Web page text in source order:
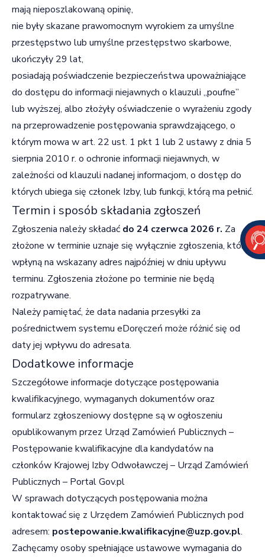
mają nieposzlakowaną opinię,
nie były skazane prawomocnym wyrokiem za umyślne
przestępstwo lub umyślne przestępstwo skarbowe,
ukończyły 29 lat,
posiadają poświadczenie bezpieczeństwa upoważniające
do dostępu do informacji niejawnych o klauzuli „poufne”
lub wyższej, albo złożyły oświadczenie o wyrażeniu zgody
na przeprowadzenie postępowania sprawdzającego, o
którym mowa w art. 22 ust. 1 pkt 1 lub 2 ustawy z dnia 5
sierpnia 2010 r. o ochronie informacji niejawnych, w
zależności od klauzuli nadanej informacjom, o dostęp do
których ubiega się członek Izby, lub funkcji, którą ma pełnić.
Termin i sposób składania zgłoszeń
Zgłoszenia należy składać do 24 czerwca 2026 r. Za
złożone w terminie uznaje się wyłącznie zgłoszenia, które
wpłyną na wskazany adres najpóźniej w dniu upływu
terminu. Zgłoszenia złożone po terminie nie będą
rozpatrywane.
Należy pamiętać, że data nadania przesyłki za
pośrednictwem systemu eDoręczeń może różnić się od
daty jej wpływu do adresata.
Dodatkowe informacje
Szczegółowe informacje dotyczące postępowania
kwalifikacyjnego, wymaganych dokumentów oraz
formularz zgłoszeniowy dostępne są w ogłoszeniu
opublikowanym przez Urząd Zamówień Publicznych –
Postępowanie kwalifikacyjne dla kandydatów na
członków Krajowej Izby Odwoławczej – Urząd Zamówień
Publicznych – Portal Gov.pl
W sprawach dotyczących postępowania można
kontaktować się z Urzędem Zamówień Publicznych pod
adresem: postepowanie.kwalifikacyjne@uzp.gov.pl.
Zachęcamy osoby spełniające ustawowe wymagania do